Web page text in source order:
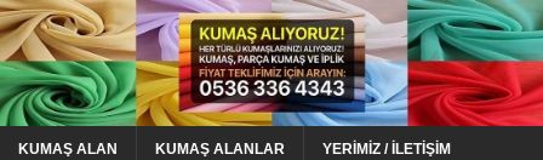
KUMAŞ ALAN KUMAŞ ALANLAR YERIMIZ / İLETIŞIM